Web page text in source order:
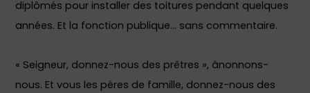
diplômés pour installer des toitures pendant quelques
années. Et la fonction publique… sans commentaire.
« Seigneur, donnez-nous des prêtres », ânonnons-
nous. Et vous les pères de famille, donnez-nous des